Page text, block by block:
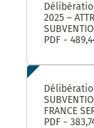
2025 –
PDF -
FRANCE
NATIONAL
PDF -